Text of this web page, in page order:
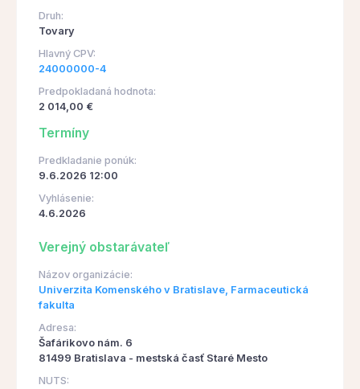
Druh:
Tovary
Hlavný CPV:
24000000-4
Predpokladaná hodnota:
2 014,00 €
Termíny
Predkladanie ponúk:
9.6.2026 12:00
Vyhlásenie:
4.6.2026
Verejný obstarávateľ
Názov organizácie:
Univerzita Komenského v Bratislave, Farmaceutická
fakulta
Adresa:
Šafárikovo nám. 6
81499 Bratislava - mestská časť Staré Mesto
NUTS: